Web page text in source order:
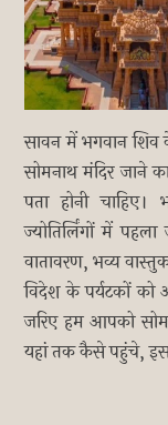
सावन में भगवान
सोमनाथ मंदिर जाने
पता होनी
ज्योतिर्लिंगों में
वातावरण, भव्य
विदेश के पर्यटकों
जरिए हम आपको
यहां तक कैसे पहुंचे,